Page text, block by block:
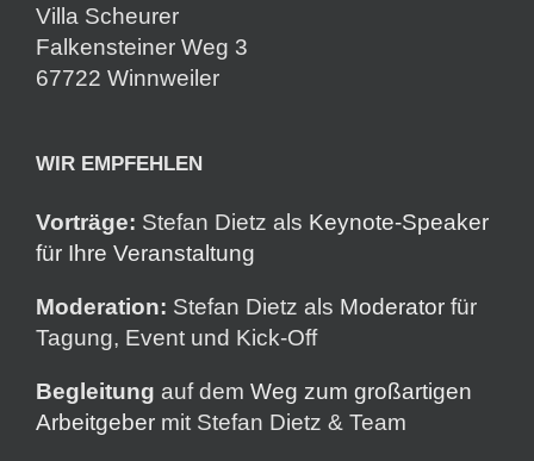
Villa Scheurer
Falkensteiner Weg 3
67722 Winnweiler
WIR EMPFEHLEN
Vorträge: Stefan Dietz als Keynote-Speaker
für Ihre Veranstaltung
Moderation: Stefan Dietz als Moderator für
Tagung, Event und Kick-Off
Begleitung auf dem Weg zum großartigen
Arbeitgeber mit Stefan Dietz & Team